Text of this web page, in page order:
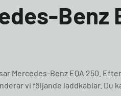
Benz
Mercedes-Benz EQA 250.
vi följande laddkablar. Du